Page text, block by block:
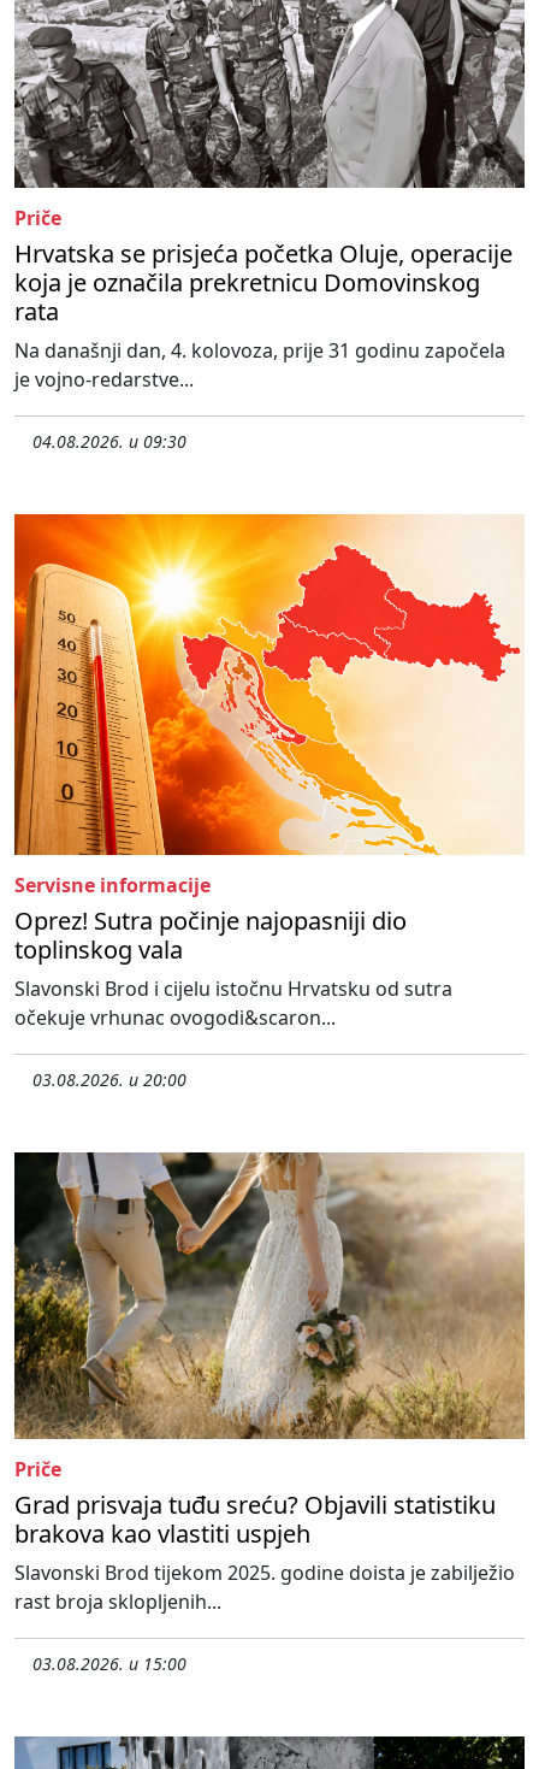
Priče
Hrvatska se prisjeća početka Oluje, operacije
koja je označila prekretnicu Domovinskog
rata
Na današnji dan, 4. kolovoza, prije 31 godinu započela
je vojno-redarstve...
04.08.2026. u 09:30
Servisne informacije
Oprez! Sutra počinje najopasniji dio
toplinskog vala
Slavonski Brod i cijelu istočnu Hrvatsku od sutra
očekuje vrhunac ovogodi&scaron...
03.08.2026. u 20:00
Priče
Grad prisvaja tuđu sreću? Objavili statistiku
brakova kao vlastiti uspjeh
Slavonski Brod tijekom 2025. godine doista je zabilježio
rast broja sklopljenih...
03.08.2026. u 15:00